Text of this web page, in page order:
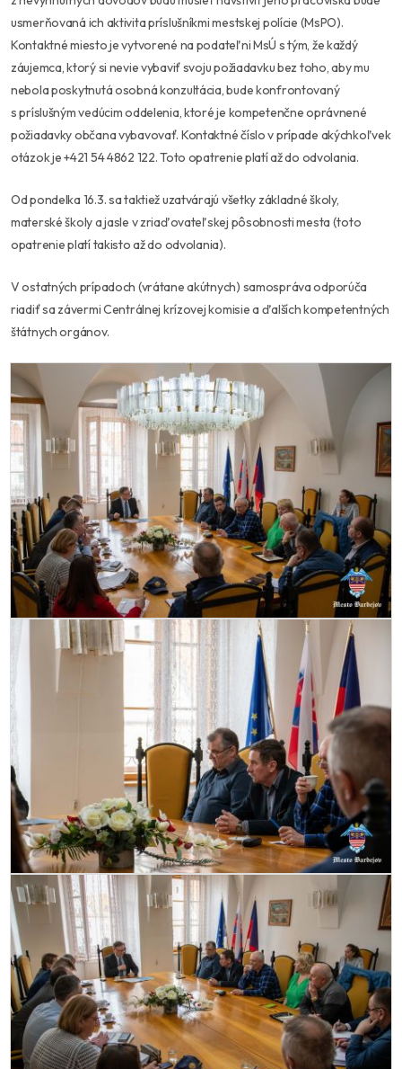
usmerňovaná ich aktivita príslušníkmi mestskej polície (MsPO).
Kontaktné miesto je vytvorené na podateľni MsÚ s tým, že každý
záujemca, ktorý si nevie vybaviť svoju požiadavku bez toho, aby mu
nebola poskytnutá osobná konzultácia, bude konfrontovaný
s príslušným vedúcim oddelenia, ktoré je kompetenčne oprávnené
požiadavky občana vybavovať. Kontaktné číslo v prípade akýchkoľvek
otázok je +421 54 4862 122. Toto opatrenie platí až do odvolania.
Od pondelka 16.3. sa taktiež uzatvárajú všetky základné školy,
materské školy a jasle v zriaďovateľskej pôsobnosti mesta (toto
opatrenie platí takisto až do odvolania).
V ostatných prípadoch (vrátane akútnych) samospráva odporúča
riadiť sa závermi Centrálnej krízovej komisie a ďalších kompetentných
štátnych orgánov.